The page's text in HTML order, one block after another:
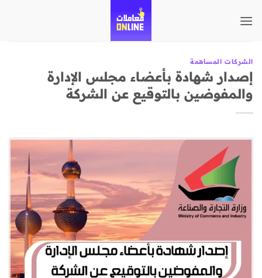
للمحتوى
الشركات المساهمة
إصدار شهادة بأعضاء مجلس الإدارة
والمفوضين بالتوقيع عن الشركة